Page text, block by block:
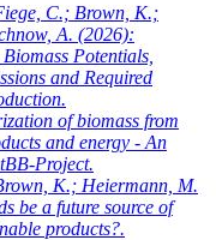
C.; Brown, K.;
A. (2026):
Potentials,
and Required
of biomass from
and energy - An
Project.
K.; Heiermann, M.
be a future source of
products?.